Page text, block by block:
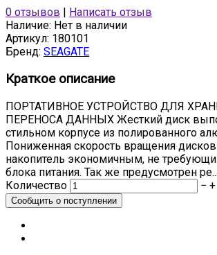
0 отзывов
Написать отзыв
Наличие: Нет в наличии
Артикул: 180101
Бренд: SEAGATE
Краткое описание
ПОРТАТИВНОЕ УСТРОЙСТВО ДЛЯ
ПЕРЕНОСА ДАННЫХ Жесткий диск
стильном корпусе из полированного
Пониженная скорость вращения
накопитель экономичным, не
блока питания. Так же предусмотрен ре...
Количество
− +